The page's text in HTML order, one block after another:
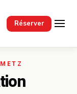
Réserver